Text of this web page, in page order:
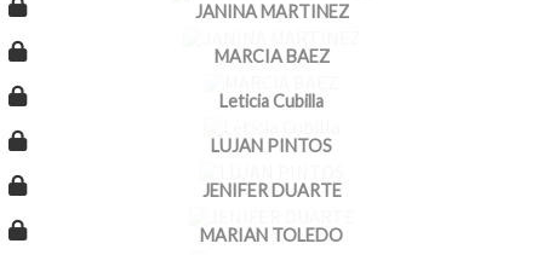
JANINA MARTINEZ
MARCIA BAEZ
Leticia Cubilla
LUJAN PINTOS
JENIFER DUARTE
MARIAN TOLEDO